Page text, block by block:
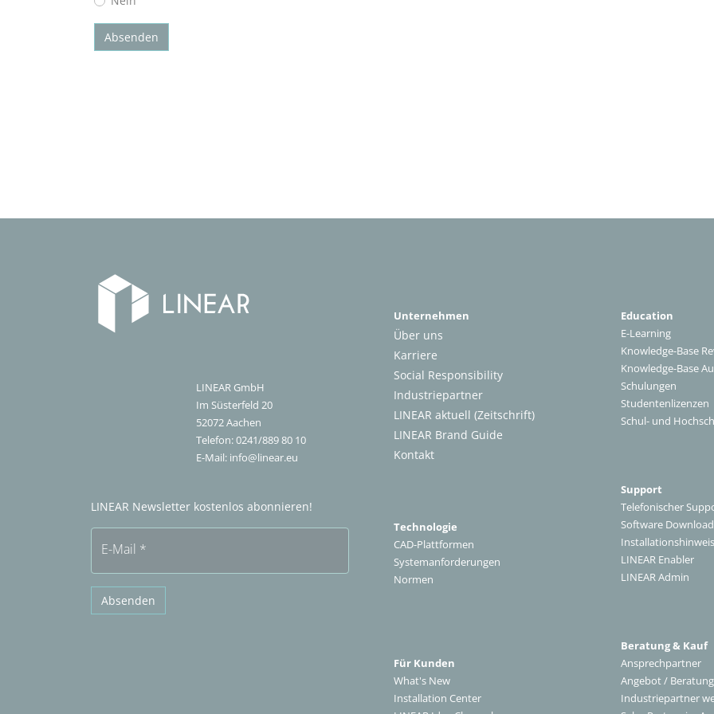
Absenden
LINEAR GmbH
Im Süsterfeld 20
52072Aachen
Telefon:0241/889 80 10
E-Mail: info@linear.eu
LINEAR Newsletter kostenlos abonnieren!
E-Mail *
Absenden
Unternehmen
Über uns
Karriere
Social Responsibility
Industriepartner
LINEAR aktuell (Zeitschrift)
LINEAR Brand Guide
Kontakt
Technologie
CAD-Plattformen
Systemanforderungen
Normen
Für Kunden
What's New
Installation Center
Education
E-Learning
Knowledge-Base
Knowledge-Base
Schulungen
Studentenlizenzen
Schul- und
Support
Telefonischer
Software Download
LINEAR Enabler
LINEAR Admin
Beratung & Kauf
Ansprechpartner
Angebot /
Industriepartner